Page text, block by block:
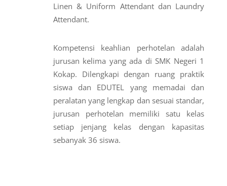
Linen & Uniform Attendant dan Laundry
Attendant.
Kompetensi keahlian perhotelan adalah
jurusan kelima yang ada di SMK Negeri 1
Kokap. Dilengkapi dengan ruang praktik
siswa dan EDUTEL yang memadai dan
peralatan yang lengkap dan sesuai standar,
jurusan perhotelan memiliki satu kelas
setiap jenjang kelas dengan kapasitas
sebanyak 36 siswa.